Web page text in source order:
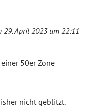
29. April 2023 um 22:11
50er Zone
nicht geblitzt.